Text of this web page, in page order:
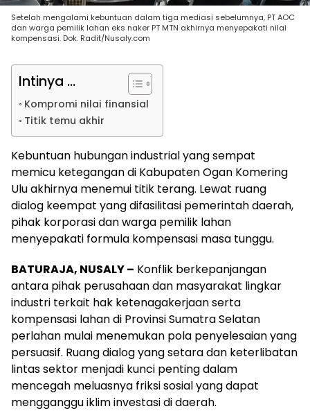
Setelah mengalami kebuntuan dalam tiga mediasi sebelumnya, PT AOC
dan warga pemilik lahan eks naker PT MTN akhirnya menyepakati nilai
kompensasi. Dok. Radit/Nusaly.com
Intinya ...
Kompromi nilai finansial
Titik temu akhir
Kebuntuan hubungan industrial yang sempat
memicu ketegangan di Kabupaten Ogan Komering
Ulu akhirnya menemui titik terang. Lewat ruang
dialog keempat yang difasilitasi pemerintah daerah,
pihak korporasi dan warga pemilik lahan
menyepakati formula kompensasi masa tunggu.
BATURAJA, NUSALY – Konflik berkepanjangan
antara pihak perusahaan dan masyarakat lingkar
industri terkait hak ketenagakerjaan serta
kompensasi lahan di Provinsi Sumatra Selatan
perlahan mulai menemukan pola penyelesaian yang
persuasif. Ruang dialog yang setara dan keterlibatan
lintas sektor menjadi kunci penting dalam
mencegah meluasnya friksi sosial yang dapat
mengganggu iklim investasi di daerah.